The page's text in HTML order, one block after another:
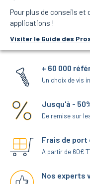
Pour plus de conseils et
applications !
Visiter le Guide des
+ 60 000
Un choix de vis
Jusqu'à -
De remise sur
Frais de
A partir de 60€
Nos experts